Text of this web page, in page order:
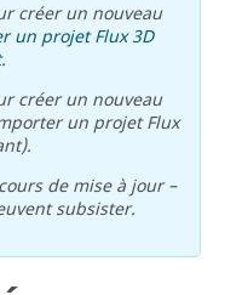
créer un nouveau
un projet Flux 3D
.
créer un nouveau
un projet Flux
de mise à jour –
subsister.